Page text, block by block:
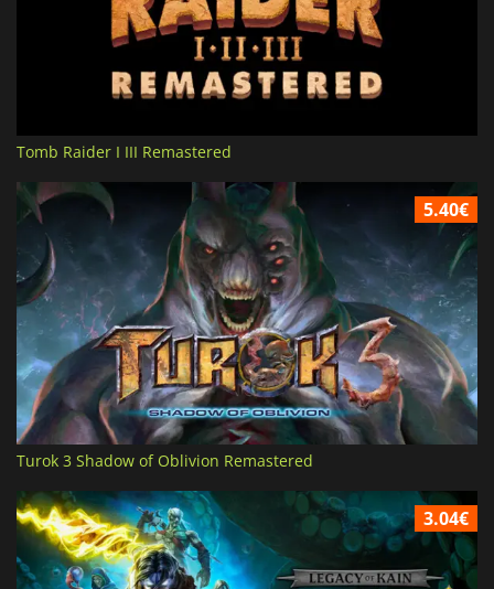
Tomb Raider I III Remastered
5.40€
Turok 3 Shadow of Oblivion Remastered
3.04€